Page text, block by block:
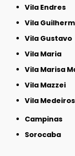
Vila Endres
Vila
Vila Gustavo
Vila Maria
Vila Marisa
Vila Mazzei
Vila Medeiros
Campinas
Sorocaba